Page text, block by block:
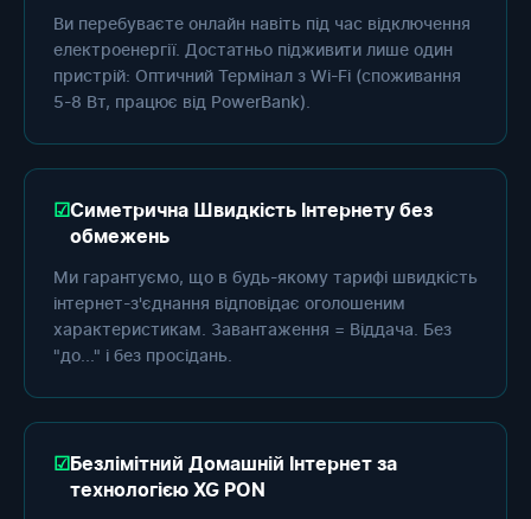
Ви перебуваєте онлайн навіть під час відключення
електроенергії. Достатньо підживити лише один
пристрій: Оптичний Термінал з Wi-Fi (споживання
5-8 Вт, працює від PowerBank).
Симетрична Швидкість Інтернету без
обмежень
Ми гарантуємо, що в будь-якому тарифі швидкість
інтернет-з'єднання відповідає оголошеним
характеристикам. Завантаження = Віддача. Без
"до..." і без просідань.
Безлімітний Домашній Інтернет за
технологією XG PON